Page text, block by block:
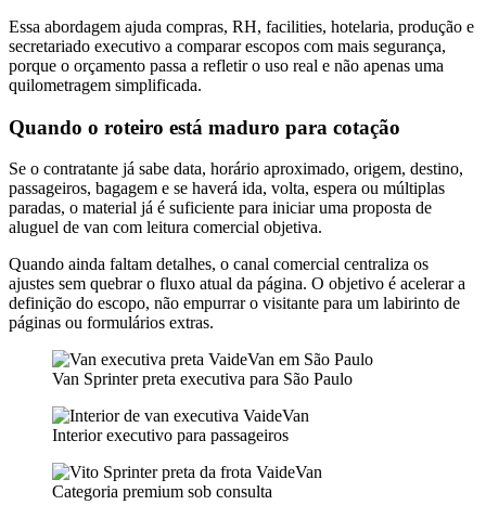
Essa abordagem ajuda compras, RH, facilities, hotelaria, produção e
secretariado executivo a comparar escopos com mais segurança,
porque o orçamento passa a refletir o uso real e não apenas uma
quilometragem simplificada.
Quando o roteiro está maduro para cotação
Se o contratante já sabe data, horário aproximado, origem, destino,
passageiros, bagagem e se haverá ida, volta, espera ou múltiplas
paradas, o material já é suficiente para iniciar uma proposta de
aluguel de van com leitura comercial objetiva.
Quando ainda faltam detalhes, o canal comercial centraliza os
ajustes sem quebrar o fluxo atual da página. O objetivo é acelerar a
definição do escopo, não empurrar o visitante para um labirinto de
páginas ou formulários extras.
Van Sprinter preta executiva para São Paulo
Interior executivo para passageiros
Categoria premium sob consulta